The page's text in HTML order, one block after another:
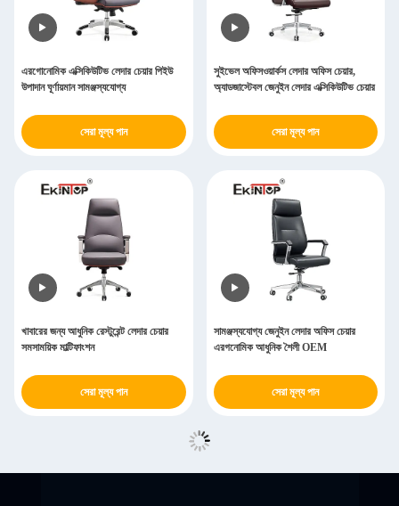
এরগোনোমিক এক্সিকিউটিভ লেদার চেয়ার পিইউ
উপাদান ঘূর্ণায়মান সামঞ্জস্যযোগ্য
সেরা মূল্য পান
সুইভেল অফিসওয়ার্কস লেদার অফিস চেয়ার,
অ্যাডজাস্টেবল জেনুইন লেদার এক্সিকিউটিভ চেয়ার
সেরা মূল্য পান
খাবারের জন্য আধুনিক রেস্টুরেন্ট লেদার চেয়ার
সমসাময়িক মাল্টিফাংশন
সেরা মূল্য পান
সামঞ্জস্যযোগ্য জেনুইন লেদার অফিস চেয়ার
এরগনোমিক আধুনিক শৈলী OEM
সেরা মূল্য পান